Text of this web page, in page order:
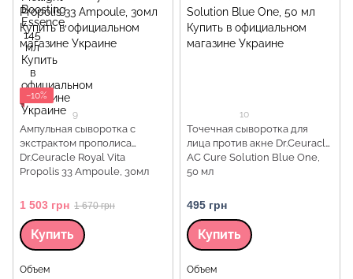
−10%
9
Ампульная сыворотка с
экстрактом прополиса
Dr.Ceuracle Royal Vita
Propolis 33 Ampoule, 30мл
1 503 грн 1 670 грн
Купить
Объем
10
Точечная сыворотка для
лица против акне Dr.Ceuracle
АC Cure Solution Blue One,
50 мл
495 грн
Купить
Объем